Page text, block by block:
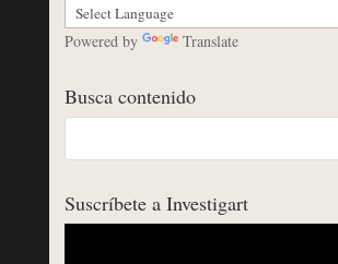
Powered by Translate
Busca contenido
Suscríbete a Investigart